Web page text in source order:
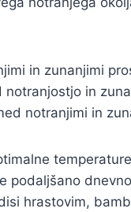
in zunanjimi
in
notranjimi in
podaljšano
hrastovim,